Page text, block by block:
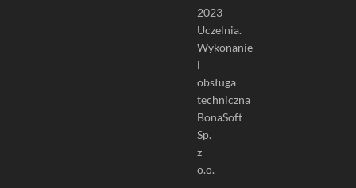
2023
Uczelnia.
Wykonanie
i
obsługa
techniczna
BonaSoft
Sp.
z
o.o.